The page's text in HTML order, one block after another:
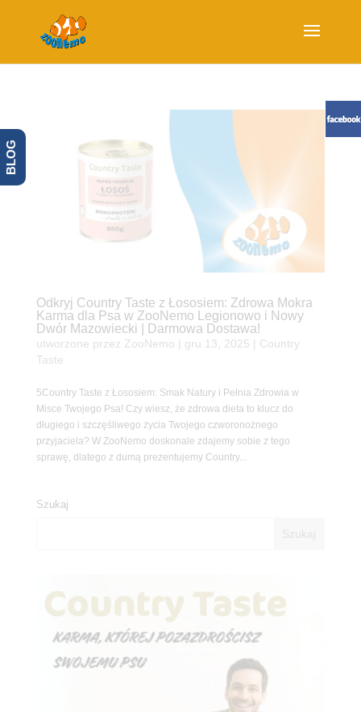
Odkryj Country Taste z Łososiem: Zdrowa Mokra
Karma dla Psa w ZooNemo Legionowo i Nowy
Dwór Mazowiecki | Darmowa Dostawa!
utworzone przez ZooNemo gru 13, 2025
Country
Taste
5Country Taste z Łososiem: Smak Natury i Pełnia Zdrowia w
Misce Twojego Psa! Czy wiesz, że zdrowa dieta to klucz do
długiego i szczęśliwego życia Twojego czworonożnego
przyjaciela? W ZooNemo doskonale zdajemy sobie z tego
sprawę, dlatego z dumą prezentujemy Country...
Szukaj
BLOG